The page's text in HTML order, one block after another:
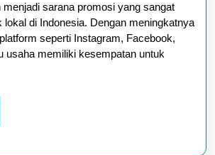
Sarana
Promosi
Efektif
menjadi sarana promosi yang sangat
lokal di Indonesia. Dengan meningkatnya
seperti Instagram, Facebook,
usaha memiliki kesempatan untuk